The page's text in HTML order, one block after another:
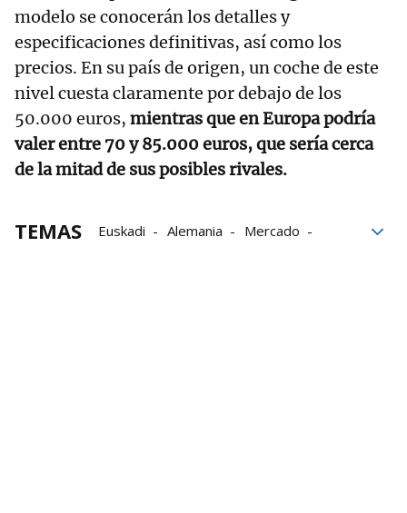
modelo se conocerán los detalles y
especificaciones definitivas, así como los
precios. En su país de origen, un coche de este
nivel cuesta claramente por debajo de los
50.000 euros, mientras que en Europa podría
valer entre 70 y 85.000 euros, que sería cerca
de la mitad de sus posibles rivales.
TEMAS Euskadi Alemania
Mercado